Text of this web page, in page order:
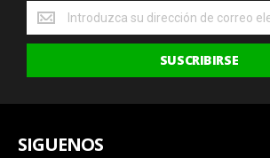
Obtenga
las
últimas
y
SUSCRIBIRSE
SIGUENOS